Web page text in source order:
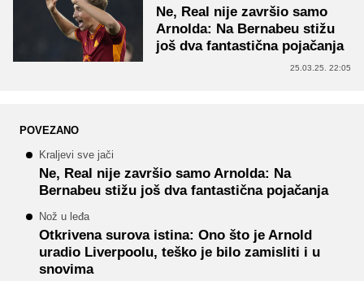
Ne, Real nije završio samo
Arnolda: Na Bernabeu stižu
još dva fantastična pojačanja
25.03.25. 22:05
POVEZANO
Kraljevi sve jači
Ne, Real nije završio samo Arnolda: Na
Bernabeu stižu još dva fantastična pojačanja
Nož u leđa
Otkrivena surova istina: Ono što je Arnold
uradio Liverpoolu, teško je bilo zamisliti i u
snovima